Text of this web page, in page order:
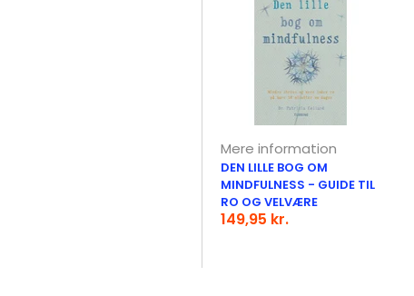
Mere information
DEN LILLE BOG OM
MINDFULNESS - GUIDE TIL
RO OG VELVÆRE
149,95 kr.